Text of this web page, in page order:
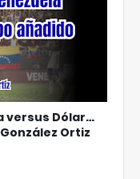
versus Dólar…
Ortiz